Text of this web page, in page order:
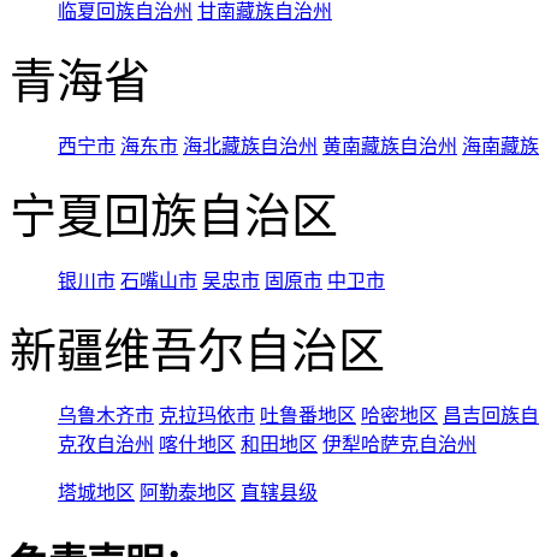
临夏回族自治州 甘南藏族自治州
青海省
西宁市 海东市 海北藏族自治州 黄南藏族自治州 海南藏
宁夏回族自治区
银川市 石嘴山市 吴忠市 固原市 中卫市
新疆维吾尔自治区
乌鲁木齐市 克拉玛依市 吐鲁番地区 哈密地区 昌吉回族
克孜自治州 喀什地区 和田地区 伊犁哈萨克自治州
塔城地区 阿勒泰地区 直辖县级